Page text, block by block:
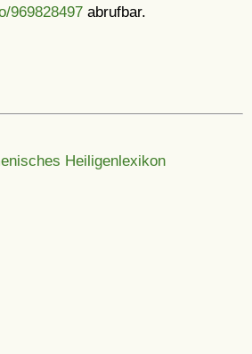
969828497abrufbar.
Heiligenlexikon